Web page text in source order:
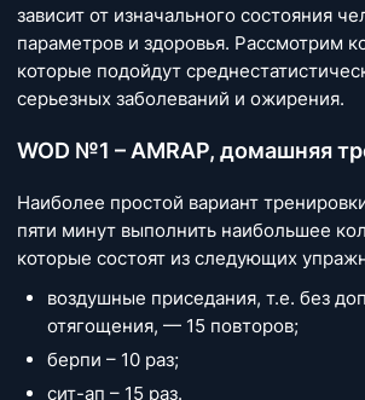
зависит от изначального состояния
параметров и здоровья. Рассмотрим
которые подойдут
серьезных заболеваний и ожирения.
WOD №1 – AMRAP, домашняя
Наиболее простой вариант
пяти минут выполнить наибольшее
которые состоят из следующих
воздушные приседания, т.е. без
отягощения, — 15 повторов;
берпи – 10 раз;
сит-ап – 15 раз.